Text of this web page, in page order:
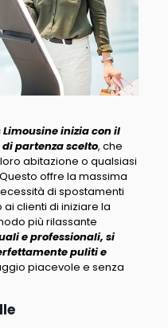
inizia con il
partenza scelto, che
abitazione o qualsiasi
offre la massima
di spostamenti
clienti di iniziare la
più rilassante
e professionali, si
puliti e
piacevole e senza